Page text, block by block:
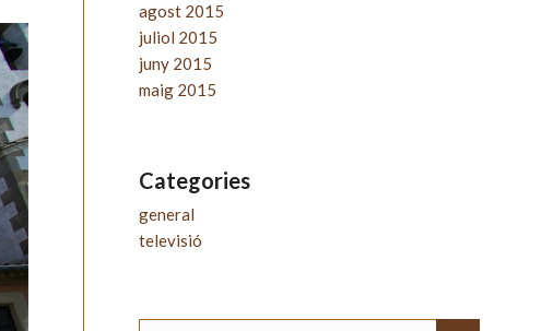
agost 2015
juliol 2015
juny 2015
maig 2015
Categories
general
televisió